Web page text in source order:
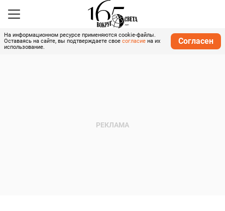
На информационном ресурсе применяются cookie-файлы.
Оставаясь на сайте, вы подтверждаете свое согласие на их
использование.
Согласен